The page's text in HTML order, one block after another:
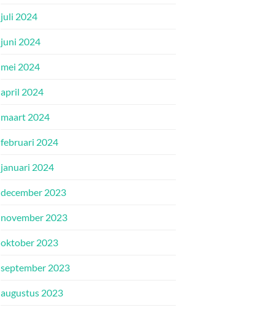
juli 2024
juni 2024
mei 2024
april 2024
maart 2024
februari 2024
januari 2024
december 2023
november 2023
oktober 2023
september 2023
augustus 2023